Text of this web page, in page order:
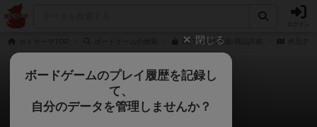
BET ON!の通販/商品詳細
ベットオン！
7件のレビュー
閉じる
ボードゲームのプレイ履歴を記録し
て、
自分のデータを管理しませんか？